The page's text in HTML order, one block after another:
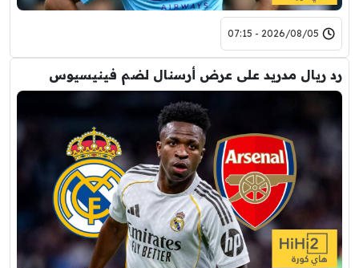
2026/08/05 - 07:15
رد ريال مدريد على عرض أرسنال لضم فينيسيوس